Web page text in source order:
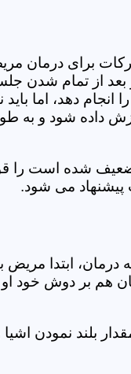
برای درمان
از تمام شدن
انجام دهد، اما
داده شود و به
ضعیف شده است را
پیشنهاد می شود.
درمان، ابتدا
هم بر دوش خود
بلند نمودن